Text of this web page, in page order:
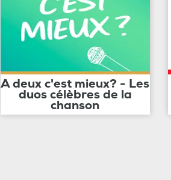
A deux c'est mieux? - Les
duos célèbres de la
chanson